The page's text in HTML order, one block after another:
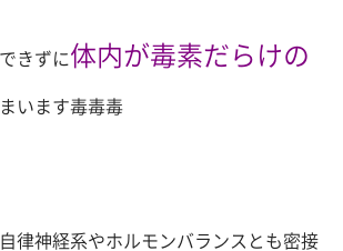
きずに体内が毒素だらけの
います毒毒毒
律神経系やホルモンバランスとも密接